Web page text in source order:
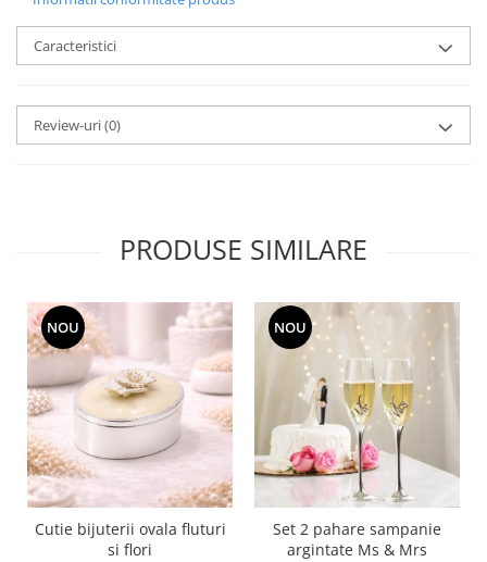
SWAN
FLORENTINE TURQUOISE
ORCHARD
CREATURES OF CURIOSITY
FLOWER FESTIVAL BLUE
LOVE BIRDS
CHIQUE VERDE
CHIQUE ROZ
CHIQUE STRIPES VERDE
Renaissance Grey
Royal White
CHIQUE STRIPES GALBEN
CHIQUE GALBEN
Caracteristici
Review-uri(0)
PRODUSE SIMILARE
NOU
Cutie bijuterii ovala fluturi
si flori
NOU
Set 2 pahare sampanie
argintate Ms & Mrs